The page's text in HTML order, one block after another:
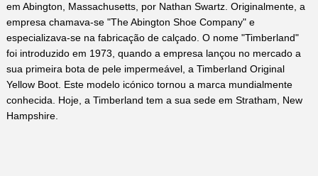
em Abington, Massachusetts, por Nathan Swartz. Originalmente, a
empresa chamava-se "The Abington Shoe Company" e
especializava-se na fabricação de calçado. O nome "Timberland"
foi introduzido em 1973, quando a empresa lançou no mercado a
sua primeira bota de pele impermeável, a Timberland Original
Yellow Boot. Este modelo icónico tornou a marca mundialmente
conhecida. Hoje, a Timberland tem a sua sede em Stratham, New
Hampshire.